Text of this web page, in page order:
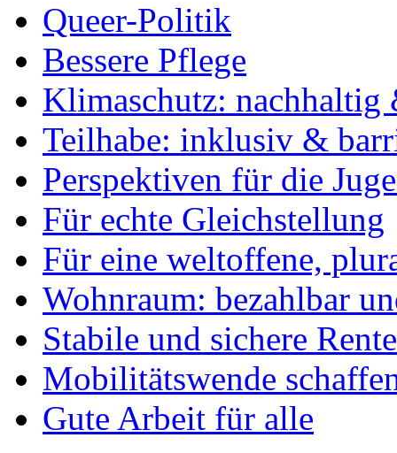
Queer-Politik
Bessere Pflege
Klimaschutz: nachhaltig
Teilhabe: inklusiv &
Perspektiven für die
Für echte Gleichstellung
Für eine weltoffene,
Wohnraum: bezahlbar
Stabile und sichere
Mobilitätswende
Gute Arbeit für alle